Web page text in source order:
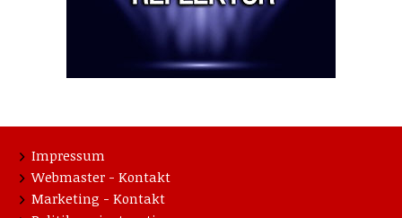
Impressum
Webmaster - Kontakt
Marketing - Kontakt